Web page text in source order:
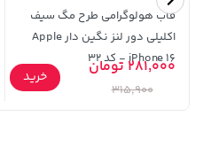
36,380,000 تومان خرید
قاب هولوگرامی طرح مگ سیف
اکلیلی دور لنز نگین دار Apple
iPhone 16 - کد 32
281,000 تومان
315,900
خرید